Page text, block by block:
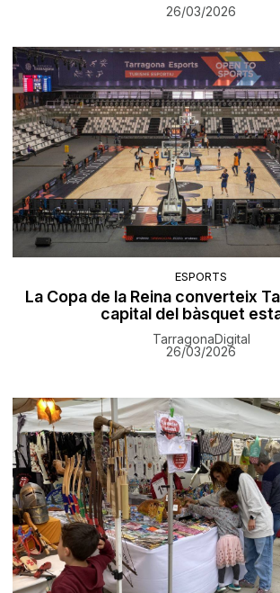
26/03/2026
ESPORTS
La Copa de la Reina converteix
capital del bàsquet
TarragonaDigital
26/03/2026